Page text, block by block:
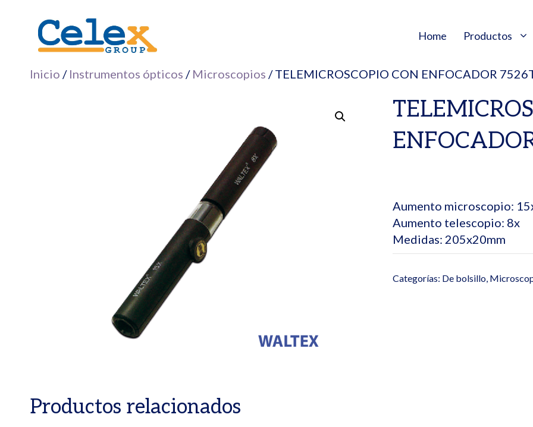
contenido
Home Productos
Inicio / Instrumentos ópticos / Microscopios / TELEMICROSCOPIO CON ENFOCADOR
Aumento microscopio:
Aumento telescopio: 8x
Medidas: 205x20mm
Categorías: De bolsillo,
Productos relacionados